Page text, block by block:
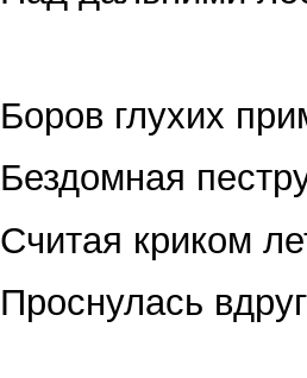
Боров глухих
Бездомная
Считая криком
Проснулась